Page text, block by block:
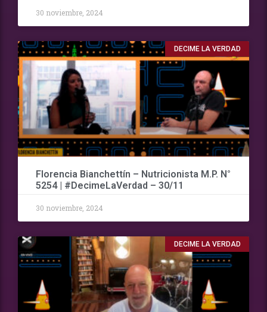
30 noviembre, 2024
DECIME LA VERDAD
Florencia Bianchettín – Nutricionista M.P. N°
5254 | #DecimeLaVerdad – 30/11
30 noviembre, 2024
DECIME LA VERDAD